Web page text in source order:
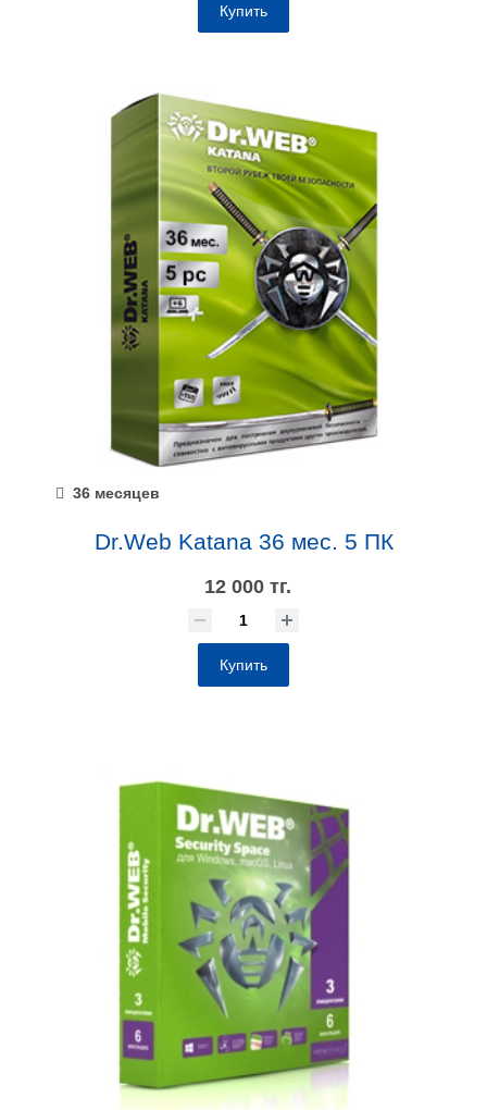
Купить
36 месяцев
Dr.Web Katana 36 мес. 5 ПК
12 000 тг.
Купить